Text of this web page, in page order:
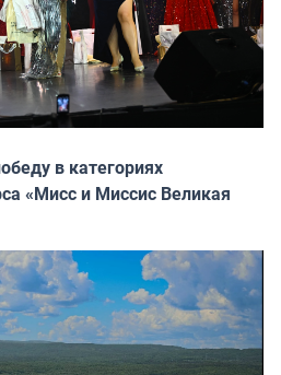
в категориях
«Мисс и Миссис Великая